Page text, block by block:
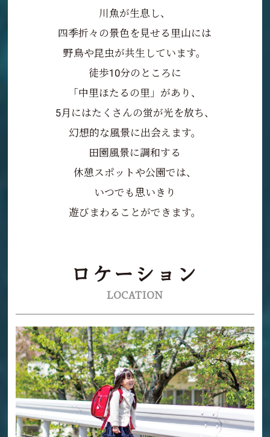
川魚が生息し、
四季折々の景色を見せる里山には
野鳥や昆虫が共生しています。
徒歩10分のところに
「中里ほたるの里」があり、
5月にはたくさんの蛍が光を放ち、
幻想的な風景に出会えます。
田園風景に調和する
休憩スポットや公園では、
いつでも思いきり
遊びまわることができます。
ロケーション
LOCATION